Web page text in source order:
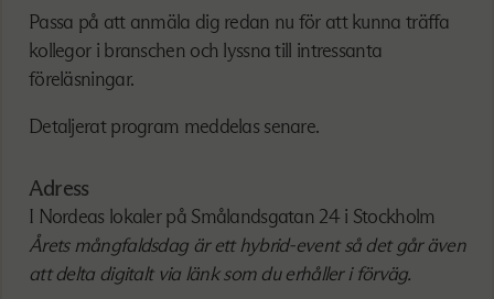
Passa på att anmäla dig redan nu för att kunna träffa
kollegor i branschen och lyssna till intressanta
föreläsningar.
Detaljerat program meddelas senare.
Adress
I Nordeas lokaler på Smålandsgatan 24 i Stockholm
Årets mångfaldsdag är ett hybrid-event så det går även
att delta digitalt via länk som du erhåller i förväg.